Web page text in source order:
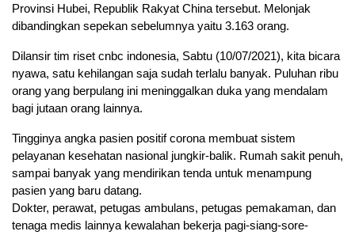
Provinsi Hubei, Republik Rakyat China tersebut. Melonjak
dibandingkan sepekan sebelumnya yaitu 3.163 orang.
Dilansir tim riset cnbc indonesia, Sabtu (10/07/2021), kita bicara
nyawa, satu kehilangan saja sudah terlalu banyak. Puluhan ribu
orang yang berpulang ini meninggalkan duka yang mendalam
bagi jutaan orang lainnya.
Tingginya angka pasien positif corona membuat sistem
pelayanan kesehatan nasional jungkir-balik. Rumah sakit penuh,
sampai banyak yang mendirikan tenda untuk menampung
pasien yang baru datang.
Dokter, perawat, petugas ambulans, petugas pemakaman, dan
tenaga medis lainnya kewalahan bekerja pagi-siang-sore-